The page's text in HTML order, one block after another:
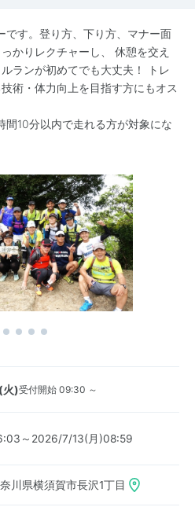
です。登り方、下り方、マナー面
かりレクチャーし、 休憩を交え
ランが初めてでも大丈夫！ トレ
術・体力向上を目指す方にもオス
間10分以内で走れる方が対象にな
(火)受付開始 09:30 ～
～2026/7/13(月)08:59
川県横須賀市長沢1丁目